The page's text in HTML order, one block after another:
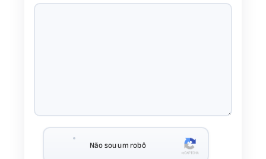
Não sou um robô